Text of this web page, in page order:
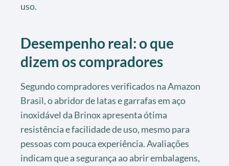
uso.
Desempenho real: o que
dizem os compradores
Segundo compradores verificados na Amazon
Brasil, o abridor de latas e garrafas em aço
inoxidável da Brinox apresenta ótima
resistência e facilidade de uso, mesmo para
pessoas com pouca experiência. Avaliações
indicam que a segurança ao abrir embalagens,